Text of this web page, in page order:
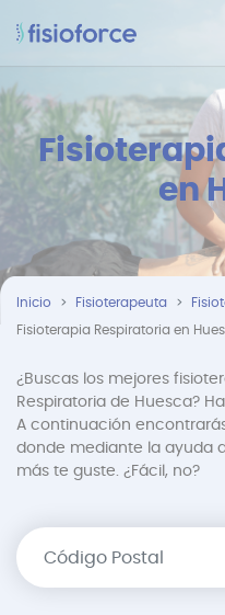
en
Inicio Fisioterapeuta
Fisioterapia Respiratoria en
¿Buscas los mejores
Respiratoria de Huesca?
A continuación
donde mediante la ayuda
más te guste. ¿Fácil, no?